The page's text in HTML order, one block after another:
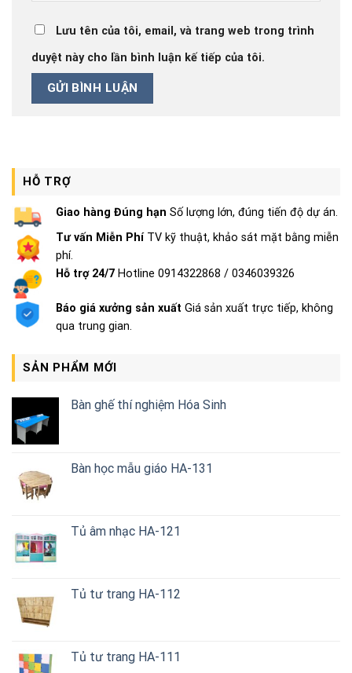
Lưu tên của tôi, email, và trang web trong trình
duyệt này cho lần bình luận kế tiếp của tôi.
HỖ TRỢ
Giao hàng Đúng hạn Số lượng lớn, đúng tiến độ dự án.
Tư vấn Miễn PhíTV kỹ thuật, khảo sát mặt bằng miễn
phí.
Hỗ trợ 24/7 Hotline 0914322868 / 0346039326
Báo giá xưởng sản xuất Giá sản xuất trực tiếp, không
qua trung gian.
SẢN PHẨM MỚI
Bàn ghế thí nghiệm Hóa Sinh
Bàn học mẫu giáo HA-131
Tủ âm nhạc HA-121
Tủ tư trang HA-112
Tủ tư trang HA-111